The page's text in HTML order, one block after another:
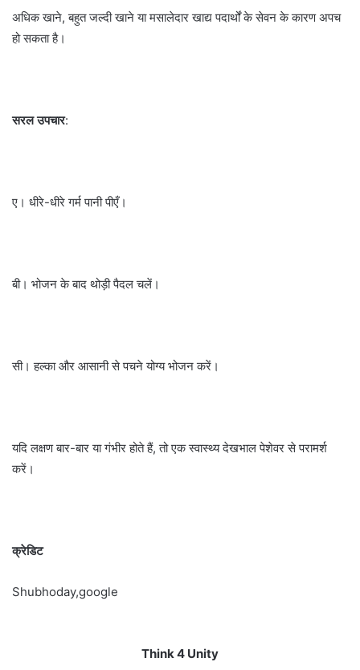
अधिक खाने, बहुत जल्दी खाने या मसालेदार खाद्य पदार्थों के सेवन के कारण अपच
हो सकता है।
सरल उपचार:
ए। धीरे-धीरे गर्म पानी पीएँ।
बी। भोजन के बाद थोड़ी पैदल चलें।
सी। हल्का और आसानी से पचने योग्य भोजन करें।
यदि लक्षण बार-बार या गंभीर होते हैं, तो एक स्वास्थ्य देखभाल पेशेवर से परामर्श
करें।
क्रेडिट
Shubhoday,google
Think 4 Unity